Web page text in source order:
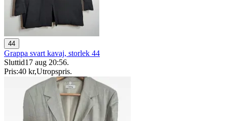
44
Grappa svart kavaj, storlek 44
Sluttid17 aug 20:56.
Pris:40 kr,Utropspris.